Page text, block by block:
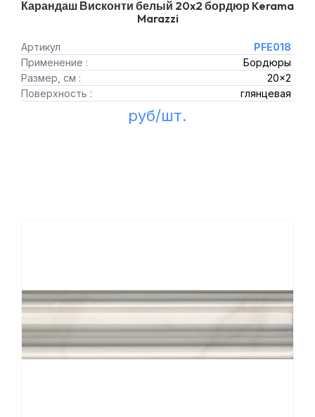
Карандаш Висконти белый 20x2 бордюр Kerama
Marazzi
Артикул
PFE018
Применение :
Бордюры
Размер, см :
20x2
Поверхность :
глянцевая
руб/шт.